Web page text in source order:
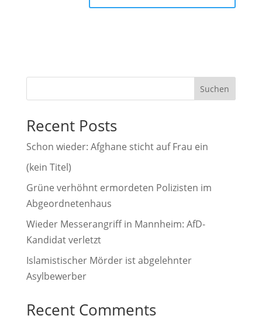
r
t
i
e
:
Suchen
Recent Posts
Schon wieder: Afghane sticht auf Frau ein
(kein Titel)
Grüne verhöhnt ermordeten Polizisten im
Abgeordnetenhaus
Wieder Messerangriff in Mannheim: AfD-
Kandidat verletzt
Islamistischer Mörder ist abgelehnter
Asylbewerber
Recent Comments